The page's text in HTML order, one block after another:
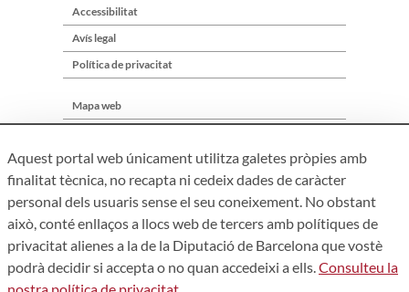
Accessibilitat
Avís legal
Política de privacitat
Mapa web
Contacte
Aquest portal web únicament utilitza galetes pròpies amb
finalitat tècnica, no recapta ni cedeix dades de caràcter
personal dels usuaris sense el seu coneixement. No obstant
això, conté enllaços a llocs web de tercers amb polítiques de
privacitat alienes a la de la Diputació de Barcelona que vostè
podrà decidir si accepta o no quan accedeixi a ells.Consulteu la